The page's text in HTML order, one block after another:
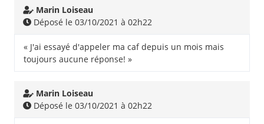
Marin Loiseau
Déposé le 03/10/2021 à 02h22
« J'ai essayé d'appeler ma caf depuis un mois mais
toujours aucune réponse! »
Marin Loiseau
Déposé le 03/10/2021 à 02h22